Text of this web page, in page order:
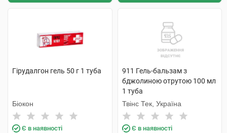
Гірудалгон гель 50 г 1 туба
Біокон
Є в наявності
911 Гель-бальзам з
бджолиною отрутою 100 мл
1 туба
Твінс Тек, Україна
Є в наявності